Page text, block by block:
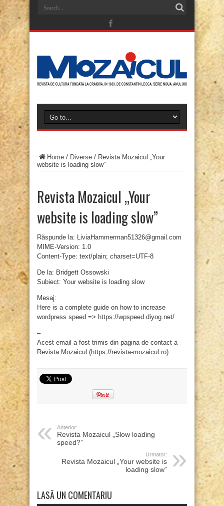
Home / Diverse / Revista Mozaicul „Your
website is loading slow”
Revista Mozaicul „Your
website is loading slow”
Răspunde la: LiviaHammerman51326@gmail.com
MIME-Version: 1.0
Content-Type: text/plain; charset=UTF-8
De la: Bridgett Ossowski
Subiect: Your website is loading slow
Mesaj:
Here is a complete guide on how to increase
wordpress speed => https://wpspeed.diyog.net/
–
Acest email a fost trimis din pagina de contact a
Revista Mozaicul (https://revista-mozaicul.ro)
Anterior:
Revista Mozaicul „Slow loading
speed?”
Urmator:
Revista Mozaicul „Your website is
loading slow”
LASĂ UN COMENTARIU